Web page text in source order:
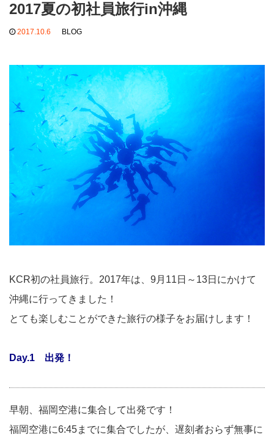
2017夏の初社員旅行in沖縄
2017.10.6 BLOG
KCR初の社員旅行。2017年は、9月11日～13日にかけて
沖縄に行ってきました！
とても楽しむことができた旅行の様子をお届けします！
Day.1 出発！
早朝、福岡空港に集合して出発です！
福岡空港に6:45までに集合でしたが、遅刻者おらず無事に